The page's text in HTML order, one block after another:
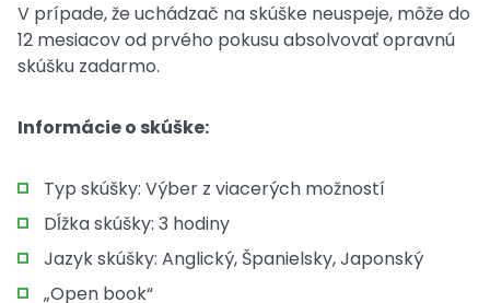
V prípade, že uchádzač na skúške neuspeje, môže do
12 mesiacov od prvého pokusu absolvovať opravnú
skúšku zadarmo.
Informácie o skúške:
Typ skúšky: Výber z viacerých možností
Dĺžka skúšky: 3 hodiny
Jazyk skúšky: Anglický, Španielsky, Japonský
„Open book“